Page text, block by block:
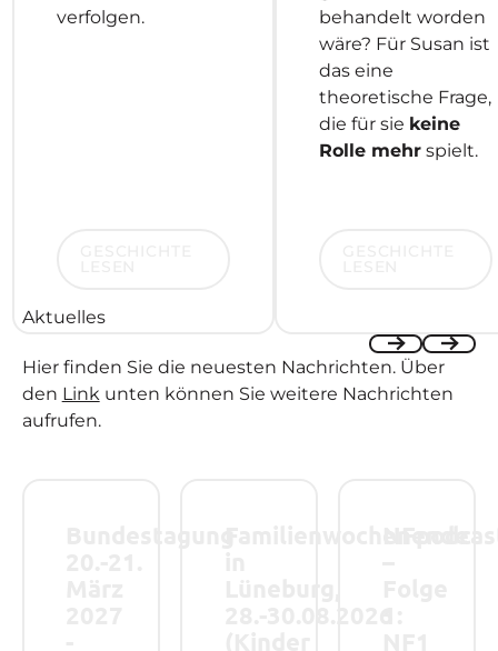
verfolgen.
behandelt worden
wäre? Für Susan ist
das eine
theoretische Frage,
die für sie keine
Rolle mehrspielt.
Previous
Next
Aktuelles
Hier finden Sie die neuesten Nachrichten. Über
den Link unten können Sie weitere Nachrichten
aufrufen.